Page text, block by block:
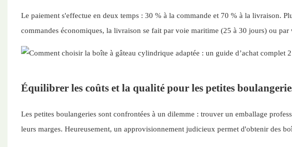
Le paiement s'effectue en deux temps : 30 % à la commande et 70 % à la livraison.
commandes économiques, la livraison se fait par voie maritime (25 à 30 jours) ou
Équilibrer les coûts et la qualité pour les petites
Les petites boulangeries sont confrontées à un dilemme : trouver un emballage
leurs marges. Heureusement, un approvisionnement judicieux permet d'obtenir des